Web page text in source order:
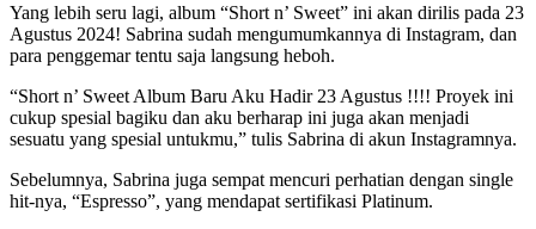
Yang lebih seru lagi, album “Short n’ Sweet” ini akan dirilis pada 23
Agustus 2024! Sabrina sudah mengumumkannya di Instagram, dan
para penggemar tentu saja langsung heboh.
“Short n’ Sweet Album Baru Aku Hadir 23 Agustus !!!! Proyek ini
cukup spesial bagiku dan aku berharap ini juga akan menjadi
sesuatu yang spesial untukmu,” tulis Sabrina di akun Instagramnya.
Sebelumnya, Sabrina juga sempat mencuri perhatian dengan single
hit-nya, “Espresso”, yang mendapat sertifikasi Platinum.